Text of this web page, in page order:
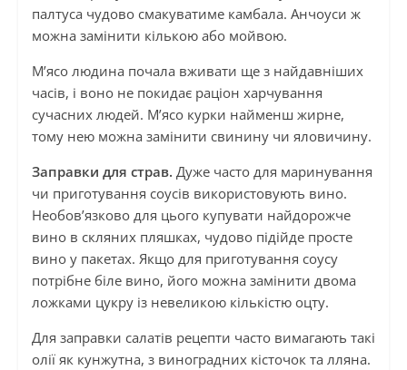
палтуса чудово смакуватиме камбала. Анчоуси ж
можна замінити кількою або мойвою.
М’ясо людина почала вживати ще з найдавніших
часів, і воно не покидає раціон харчування
сучасних людей. М’ясо курки найменш жирне,
тому нею можна замінити свинину чи яловичину.
Заправки для страв. Дуже часто для маринування
чи приготування соусів використовують вино.
Необов’язково для цього купувати найдорожче
вино в скляних пляшках, чудово підійде просте
вино у пакетах. Якщо для приготування соусу
потрібне біле вино, його можна замінити двома
ложками цукру із невеликою кількістю оцту.
Для заправки салатів рецепти часто вимагають такі
олії як кунжутна, з виноградних кісточок та лляна.